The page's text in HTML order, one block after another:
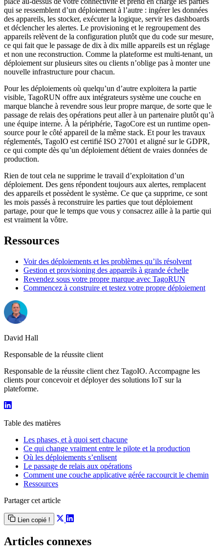
qui se ressemblent d’un déploiement à l’autre : ingérer les données
des appareils, les stocker, exécuter la logique, servir les dashboards
et déclencher les alertes. Le provisioning et le regroupement des
appareils relèvent de la configuration plutôt que du code sur mesure,
ce qui fait que le passage de dix à dix mille appareils est un réglage
et non une reconstruction. Comme la plateforme est multi-tenant, un
déploiement sur plusieurs sites ou clients n’oblige pas à monter une
nouvelle infrastructure pour chacun.
Pour les déploiements où quelqu’un d’autre exploitera la partie
visible, TagoRUN offre aux intégrateurs système une couche en
marque blanche à revendre sous leur propre marque, de sorte que le
passage de relais des opérations peut aller à un partenaire plutôt qu’à
une équipe interne. À la périphérie, TagoCore est un runtime open-
source pour le côté appareil de la même stack. Et pour les travaux
réglementés, TagoIO est certifié ISO 27001 et aligné sur le GDPR,
ce qui compte dès qu’un déploiement détient de vraies données de
production.
Rien de tout cela ne supprime le travail d’exploitation d’un
déploiement. Des gens répondent toujours aux alertes, remplacent
des appareils et possèdent le système. Ce que ça supprime, ce sont
les mois passés à reconstruire les parties que tout déploiement
partage, pour que le temps que vous y consacrez aille à la partie qui
est vraiment la vôtre.
Ressources
Voir des déploiements et les problèmes qu’ils résolvent
Gestion et provisioning des appareils à grande échelle
Revendez sous votre propre marque avec TagoRUN
Commencez à construire et testez votre propre déploiement
David Hall
Responsable de la réussite client
Responsable de la réussite client chez TagoIO. Accompagne les
clients pour concevoir et déployer des solutions IoT sur la
plateforme.
Table des matières
Les phases, et à quoi sert chacune
Ce qui change vraiment entre le pilote et la production
Où les déploiements s’enlisent
Le passage de relais aux opérations
Comment une couche applicative gérée raccourcit le chemin
Ressources
Partager cet article
Lien copié !
Articles connexes